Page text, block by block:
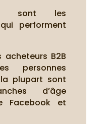
sont les
performent
B2B
personnes
plupart sont
d’âge
Facebook et